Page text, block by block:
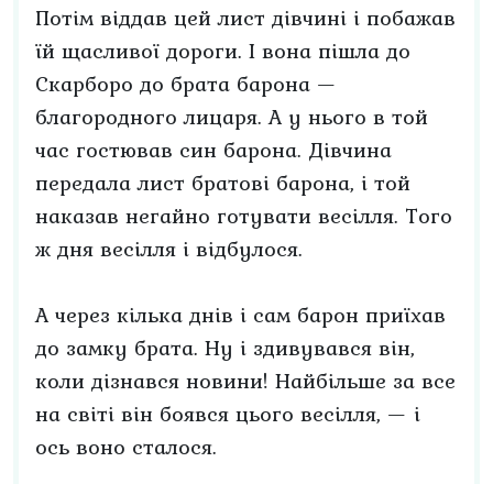
Потім віддав цей лист дівчині і побажав
їй щасливої дороги. І вона пішла до
Скарборо до брата барона —
благородного лицаря. А у нього в той
час гостював син барона. Дівчина
передала лист братові барона, і той
наказав негайно готувати весілля. Того
ж дня весілля і відбулося.
А через кілька днів і сам барон приїхав
до замку брата. Ну і здивувався він,
коли дізнався новини! Найбільше за все
на світі він боявся цього весілля, — і
ось воно сталося.